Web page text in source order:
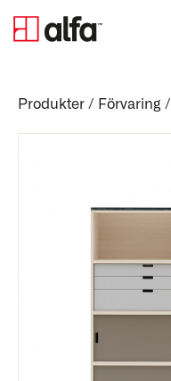
Produkter / Förvaring /